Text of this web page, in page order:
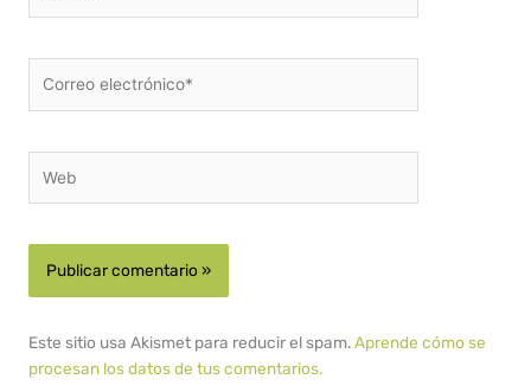
electrónico*
Este sitio usa Akismet para reducir el spam.Aprende cómo se
procesan los datos de tus comentarios.